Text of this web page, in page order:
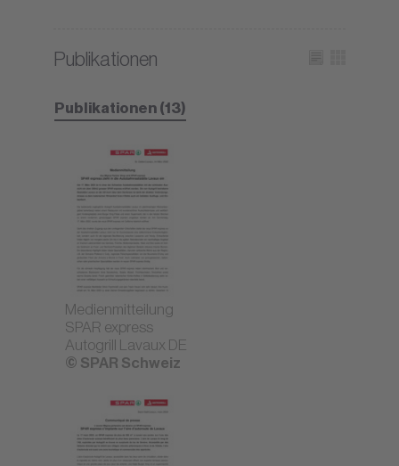
Publikationen
Publikationen (13)
Medienmitteilung
SPAR express
Autogrill Lavaux DE
© SPAR Schweiz